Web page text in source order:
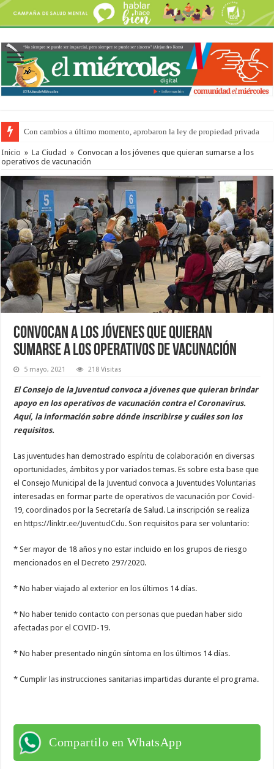
Con cambios a último momento, aprobaron la ley de propiedad privada
Inicio » La Ciudad » Convocan a los jóvenes que quieran sumarse a los
operativos de vacunación
Convocan a los jóvenes que quieran
sumarse a los operativos de vacunación
5 mayo, 2021 218 Visitas
El Consejo de la Juventud convoca a jóvenes que quieran brindar
apoyo en los operativos de vacunación contra el Coronavirus.
Aquí, la información sobre dónde inscribirse y cuáles son los
requisitos.
Las juventudes han demostrado espíritu de colaboración en diversas
oportunidades, ámbitos y por variados temas. Es sobre esta base que
el Consejo Municipal de la Juventud convoca a Juventudes Voluntarias
interesadas en formar parte de operativos de vacunación por Covid-
19, coordinados por la Secretaría de Salud. La inscripción se realiza
enhttps://linktr.ee/JuventudCdu. Son requisitos para ser voluntario:
* Ser mayor de 18 años y no estar incluido en los grupos de riesgo
mencionados en el Decreto 297/2020.
* No haber viajado al exterior en los últimos 14 días.
* No haber tenido contacto con personas que puedan haber sido
afectadas por el COVID-19.
* No haber presentado ningún síntoma en los últimos 14 días.
* Cumplir las instrucciones sanitarias impartidas durante el programa.
Compartilo en WhatsApp